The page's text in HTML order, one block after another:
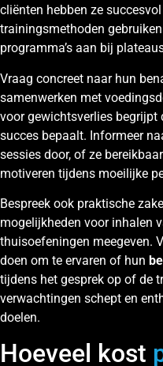
cliënten hebben ze
trainingsmethoden
programma’s aan bij
Vraag concreet naar hun
samenwerken met
voor gewichtsverlies
succes bepaalt. Informeer
sessies door, of ze
motiveren tijdens moeilijke
Bespreek ook praktische
mogelijkheden voor inhalen
thuisoefeningen meegeven.
doen om te ervaren of hun
tijdens het gesprek op of de
verwachtingen schept en
doelen.
Hoeveel kost